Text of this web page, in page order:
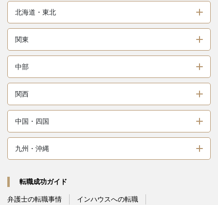
北海道・東北
関東
中部
関西
中国・四国
九州・沖縄
転職成功ガイド
弁護士の転職事情 インハウスへの転職